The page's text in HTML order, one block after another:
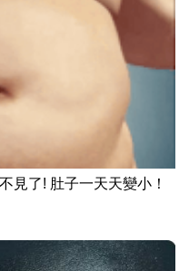
見了! 肚子一天天變小！